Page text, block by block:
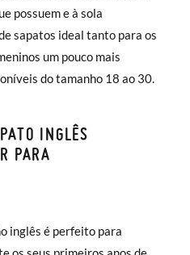
possuem e à sola
sapatos ideal tanto para os
um pouco mais
do tamanho 18 ao 30.
INGLÊS
PARA
inglês é perfeito para